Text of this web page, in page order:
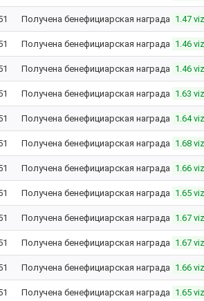
Получена бенефициарская награда 1.47 viz
Получена бенефициарская награда 1.46 viz
Получена бенефициарская награда 1.46 viz
Получена бенефициарская награда 1.63 viz
Получена бенефициарская награда 1.64 viz
Получена бенефициарская награда 1.68 viz
Получена бенефициарская награда 1.66 viz
Получена бенефициарская награда 1.65 viz
Получена бенефициарская награда 1.67 viz
Получена бенефициарская награда 1.67 viz
Получена бенефициарская награда 1.66 viz
Получена бенефициарская награда 1.65 viz